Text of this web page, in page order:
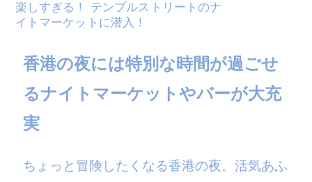
楽しすぎる！ テンプルストリートのナ
イトマーケットに潜入！
香港の夜には特別な時間が過ごせ
るナイトマーケットやバーが大充
実
ちょっと冒険したくなる香港の夜。活気あふ